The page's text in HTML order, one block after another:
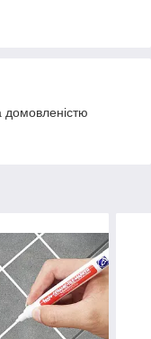
домовленістю